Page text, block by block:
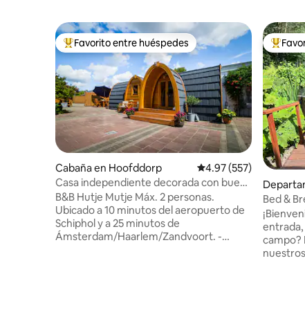
De los mejores en Favorito entre huéspedes
Favorito entre huéspedes
Cabaña en Hoofddorp Calificación promedio:
4.97 (557)
Casa independiente decorada con buen
gusto
B&B Hutje Mutje Máx. 2 personas.
Ubicado a 10 minutos del aeropuerto de
Schiphol y a 25 minutos de
Ámsterdam/Haarlem/Zandvoort. -
De los
rk
Bed &
entrada,
campo?